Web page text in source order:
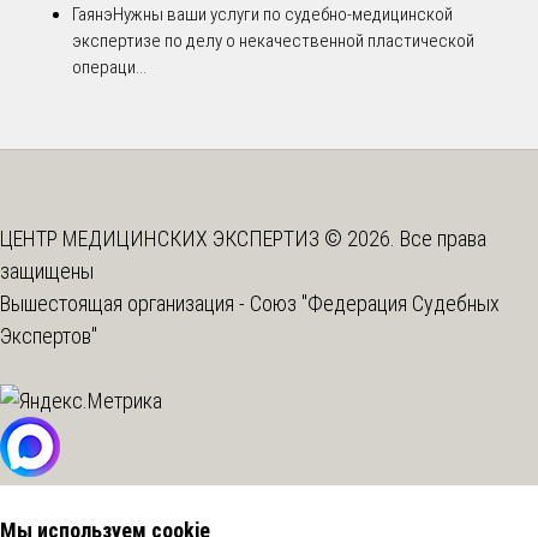
ГаянэНужны ваши услуги по судебно-медицинской
экспертизе по делу о некачественной пластической
операци...
ЦЕНТР МЕДИЦИНСКИХ ЭКСПЕРТИЗ © 2026. Все права
защищены
Вышестоящая организация - Союз "Федерация Судебных
Экспертов"
Мы используем cookie